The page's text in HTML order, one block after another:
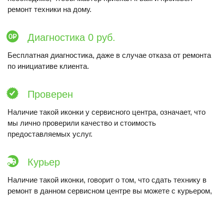
ремонт техники на дому.
Диагностика 0 руб.
Бесплатная диагностика, даже в случае отказа от ремонта
по инициативе клиента.
Проверен
Наличие такой иконки у сервисного центра, означает, что
мы лично проверили качество и стоимость
предоставляемых услуг.
Курьер
Наличие такой иконки, говорит о том, что сдать технику в
ремонт в данном сервисном центре вы можете с курьером,